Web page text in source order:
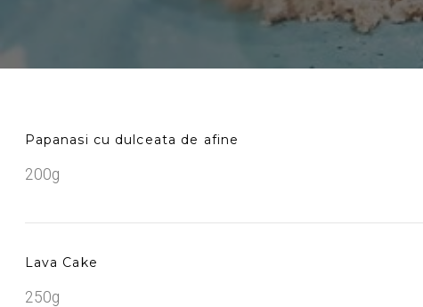
Papanasi cu dulceata de afine
200g
Lava Cake
250g